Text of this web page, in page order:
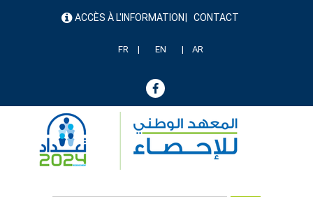
menu ACCÈS À L'INFORMATION CONTACT
FR EN AR